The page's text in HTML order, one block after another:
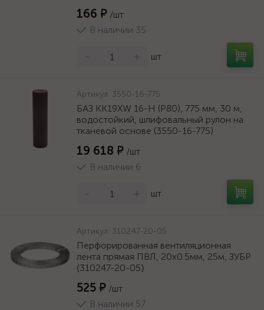
166 ₽ /шт
В наличии 35
- + шт
Артикул: 3550-16-775
БАЗ KK19XW 16-H (Р80), 775 мм, 30 м,
водостойкий, шлифовальный рулон на
тканевой основе (3550-16-775)
19 618 ₽ /шт
В наличии 6
- + шт
Артикул: 310247-20-05
Перфорированная вентиляционная
лента прямая ПВЛ, 20х0.5мм, 25м, ЗУБР
{310247-20-05}
525 ₽ /шт
В наличии 57